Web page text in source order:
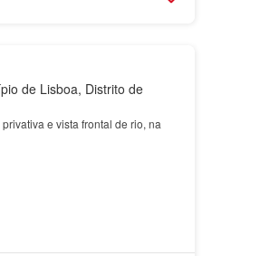
de Lisboa, Distrito de
e vista frontal de rio, na